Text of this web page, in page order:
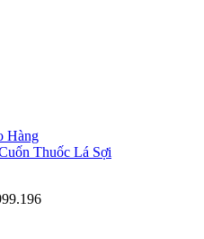
Hàng
Thuốc Lá Sợi